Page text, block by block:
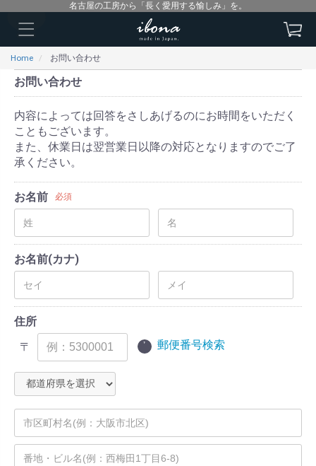
名古屋の工房から「長く愛用する愉しみ」を。
Home お問い合わせ
お問い合わせ
内容によっては回答をさしあげるのにお時間をいただく
こともございます。
また、休業日は翌営業日以降の対応となりますのでご了
承ください。
お名前 必須
お名前(カナ)
住所
〒
郵便番号検索